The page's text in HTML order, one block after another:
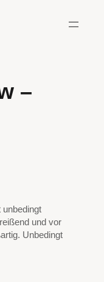
–
unbedingt
und vor
Unbedingt